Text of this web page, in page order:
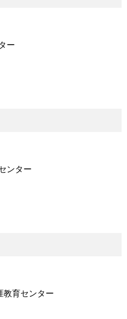
ー
ンター
育センター